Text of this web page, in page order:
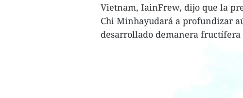
Vietnam, IainFrew, dijo que la
Chi Minhayudará a profundizar
desarrollado demanera fructífera